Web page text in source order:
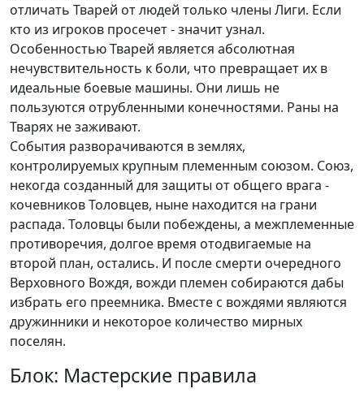
отличать Тварей от людей только члены Лиги. Если
кто из игроков просечет - значит узнал.
Особенностью Тварей является абсолютная
нечувствительность к боли, что превращает их в
идеальные боевые машины. Они лишь не
пользуются отрубленными конечностями. Раны на
Тварях не заживают.
События разворачиваются в землях,
контролируемых крупным племенным союзом. Союз,
некогда созданный для защиты от общего врага -
кочевников Толовцев, ныне находится на грани
распада. Толовцы были побеждены, а межплеменные
противоречия, долгое время отодвигаемые на
второй план, остались. И после смерти очередного
Верховного Вождя, вожди племен собираются дабы
избрать его преемника. Вместе с вождями являются
дружинники и некоторое количество мирных
поселян.
Блок: Мастерские правила